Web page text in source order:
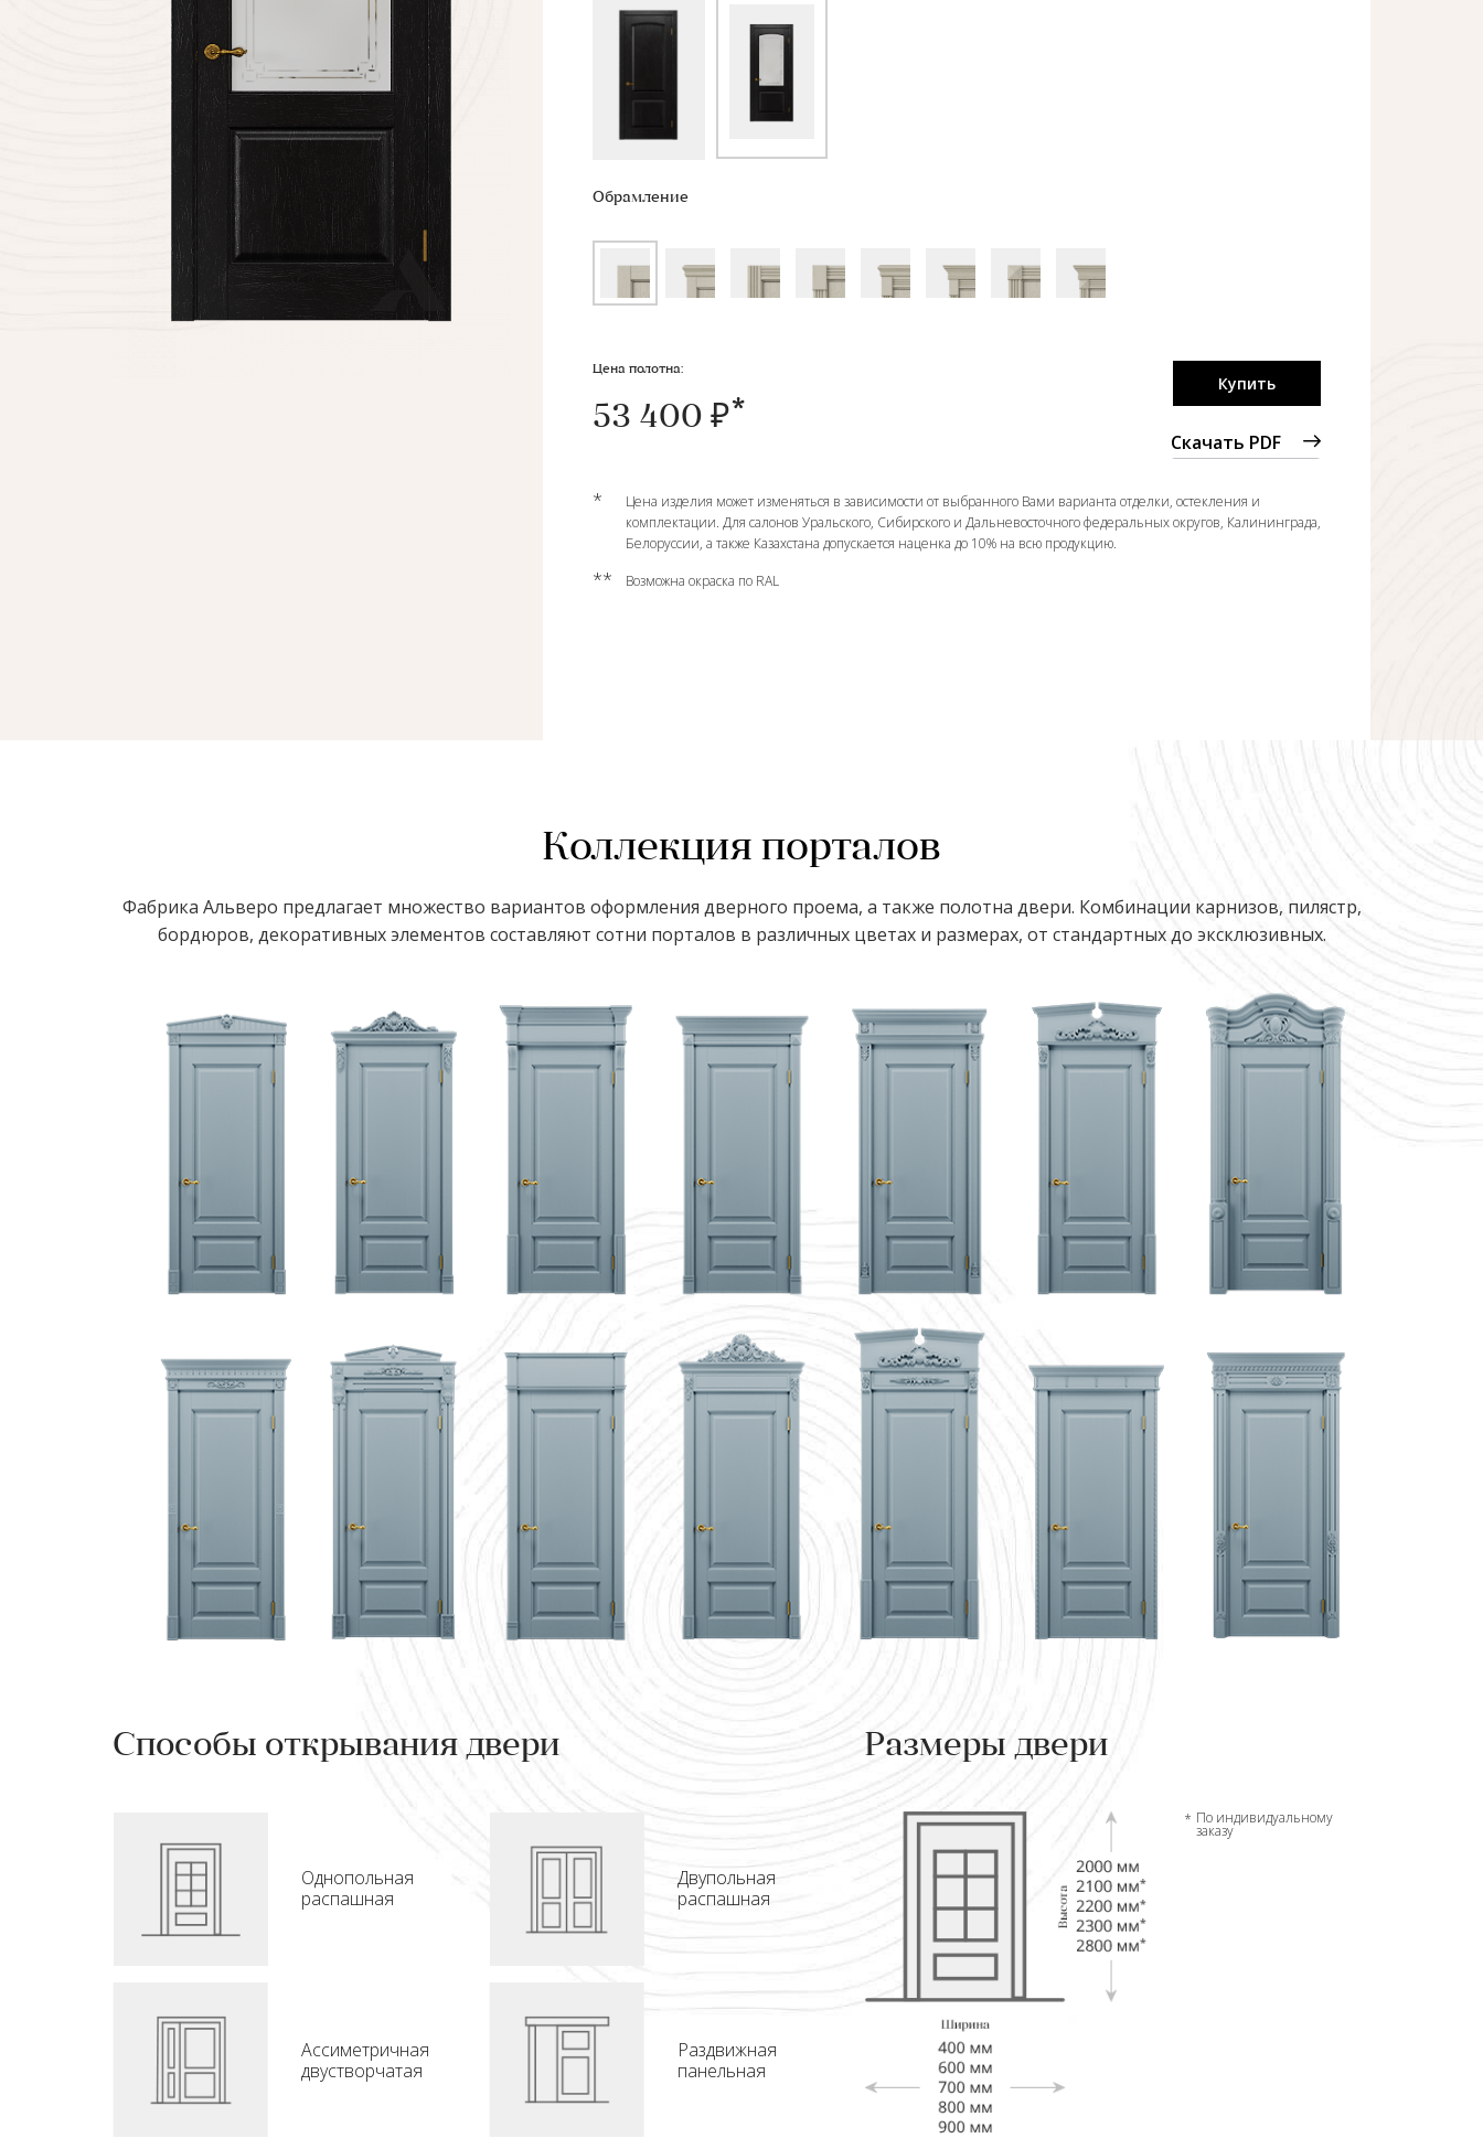
Обрамление
Купить
Скачать PDF
Цена полотна:
53 400 ₽
*
Цена изделия может изменяться в зависимости от выбранного Вами варианта отделки, остекления и
комплектации. Для салонов Уральского, Сибирского и Дальневосточного федеральных округов, Калининграда,
Белоруссии, а также Казахстана допускается наценка до 10% на всю продукцию.
** Возможна окраска по RAL
Коллекция порталов
Фабрика Альверо предлагает множество вариантов оформления дверного проема, а также полотна двери. Комбинации карнизов, пилястр,
бордюров, декоративных элементов составляют сотни порталов в различных цветах и размерах, от стандартных до эксклюзивных.
Способы открывания двери
Однопольная
распашная
Двупольная
распашная
Ассиметричная
двустворчатая
Раздвижная
панельная
Размеры двери
По индивидуальному
заказу